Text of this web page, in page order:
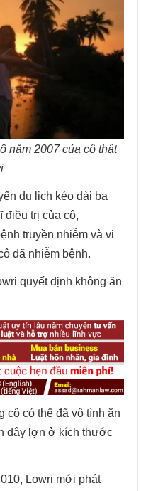
năm 2007 của cô thật
du lịch kéo dài ba
điều trị của cô,
truyền nhiễm và vi
đã nhiễm bệnh.
quyết định không ăn
cô có thể đã vô tình ăn
dây lợn ở kích thước
Lowri mới phát